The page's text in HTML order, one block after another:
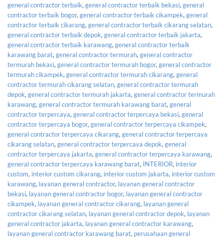
general contractor terbaik, general contractor terbaik bekasi, general
contractor terbaik bogor, general contractor terbaik cikampek, general
contractor terbaik cikarang, general contractor terbaik cikarang selatan,
general contractor terbaik depok, general contractor terbaik jakarta,
general contractor terbaik karawang, general contractor terbaik
karawang barat, general contractor termurah, general contractor
termurah bekasi, general contractor termurah bogor, general contractor
termurah cikampek, general contractor termurah cikarang, general
contractor termurah cikarang selatan, general contractor termurah
depok, general contractor termurah jakarta, general contractor termurah
karawang, general contractor termurah karawang barat, general
contractor terpercaya, general contractor terpercaya bekasi, general
contractor terpercaya bogor, general contractor terpercaya cikampek,
general contractor terpercaya cikarang, general contractor terpercaya
cikarang selatan, general contractor terpercaya depok, general
contractor terpercaya jakarta, general contractor terpercaya karawang,
general contractor terpercaya karawang barat, INTERIOR, interior
custom, interior custom cikarang, interior custom jakarta, interior custom
karawang, layanan general contractor, layanan general contractor
bekasi, layanan general contractor bogor, layanan general contractor
cikampek, layanan general contractor cikarang, layanan general
contractor cikarang selatan, layanan general contractor depok, layanan
general contractor jakarta, layanan general contractor karawang,
layanan general contractor karawang barat, perusahaan general